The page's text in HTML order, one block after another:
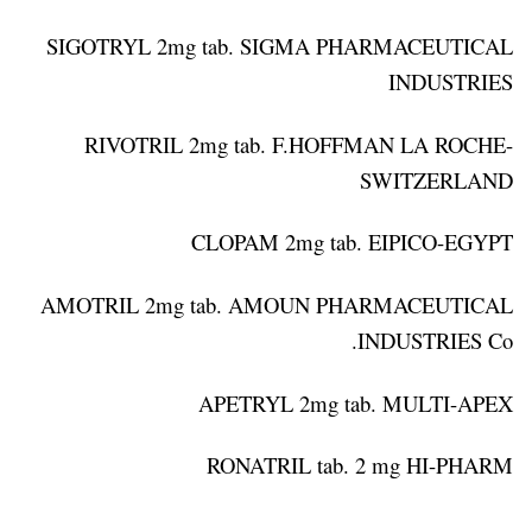
SIGOTRYL 2mg tab. SIGMA PHARMACEUTICAL
INDUSTRIES
RIVOTRIL 2mg tab. F.HOFFMAN LA ROCHE-
SWITZERLAND
CLOPAM 2mg tab. EIPICO-EGYPT
AMOTRIL 2mg tab. AMOUN PHARMACEUTICAL
INDUSTRIES Co.
APETRYL 2mg tab. MULTI-APEX
RONATRIL tab. 2 mg HI-PHARM